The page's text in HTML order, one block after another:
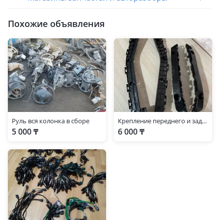
Похожие объявления
Руль вся колонка в сборе
5 000 ₸
Крепление переднего и заднего бампера — Toyota Sienna 2011-2020
6 000 ₸